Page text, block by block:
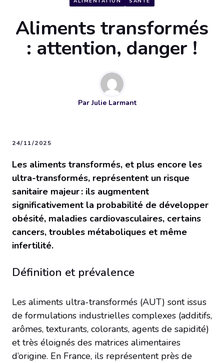
Aliments transformés
: attention, danger !
ParJulie Larmant
24/11/2025
Les aliments transformés, et plus encore les
ultra-transformés, représentent un risque
sanitaire majeur : ils augmentent
significativement la probabilité de développer
obésité, maladies cardiovasculaires, certains
cancers, troubles métaboliques et même
infertilité.
Définition et prévalence
Les aliments ultra-transformés (AUT) sont issus
de formulations industrielles complexes (additifs,
arômes, texturants, colorants, agents de sapidité)
et très éloignés des matrices alimentaires
d’origine. En France, ils représentent près de